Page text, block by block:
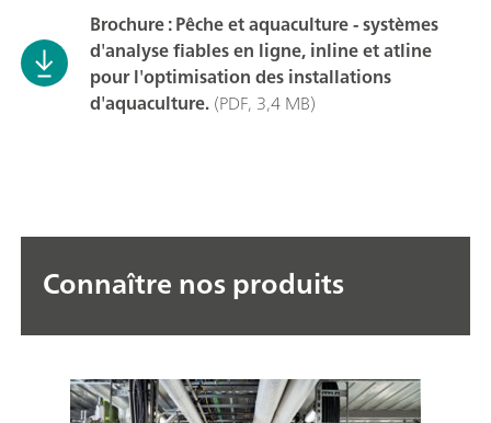
Brochure : Pêche et aquaculture - systèmes
d'analyse fiables en ligne, inline et atline
pour l'optimisation des installations
d'aquaculture.(PDF, 3,4 MB)
Connaître nos produits